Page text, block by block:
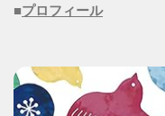
■プロフィール